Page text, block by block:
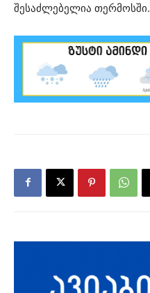
შესაძლებელია თერმოსში.